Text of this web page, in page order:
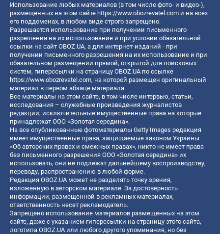
Использование любых материалов (в том числе фото- и видео-),
размещенных на этом сайте https://www.obozrevatel.com и на всех
его поддоменах, в любом виде строго запрещено.
Разрешается использование при получении письменного
разрешения на их использование и при условии обязательной
ссылки на сайт OBOZ.UA, а для интернет-изданий - при
получении письменного разрешения на их использование и при
обязательном размещении прямой, открытой для поисковых
систем, гиперссылки на страницу OBOZ.UA по ссылке
https://www.obozrevatel.com, на которой размещен оригинальный
материал в первом абзаце материала.
Все материалы на этом сайте, в том числе интервью, статьи,
исследования – служебные произведения журналистов
редакции, исключительные имущественные права на которые
принадлежат ООО «Золотая середина».
На все опубликованные фотоматериалы Getty Images редакция
имеет имущественные права, защищаемые законом Украины
«Об авторских правах и смежных правах», никто не имеет права
без письменного разрешения ООО «Золотая середина» их
использовать, они не подлежат дальнейшему воспроизводству,
переводу, распространению в любой форме.
Редакция OBOZ.UA может не разделять точку зрения,
изложенную в авторском материале. За достоверность
информации, размещенной в рекламных материалах,
ответственность несет рекламодатель.
Запрещено использование материалов размещенных на этом
сайте, даже с указанием гиперссылки на страницу этого сайта,
логотипа OBOZ.UA или любого другого упоминания, но без